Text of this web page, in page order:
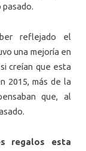
pasado.
reflejado el
una mejoría en
creían que esta
2015, más de la
que, al
regalos esta